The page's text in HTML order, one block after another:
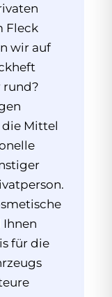
Fleck
wir auf
rund?
Mittel
Ihnen
für die